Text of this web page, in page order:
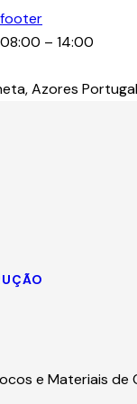
– 14:00
Azores Portugal